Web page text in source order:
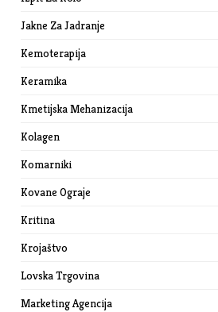
Jakne Za Jadranje
Kemoterapija
Keramika
Kmetijska Mehanizacija
Kolagen
Komarniki
Kovane Ograje
Kritina
Krojaštvo
Lovska Trgovina
Marketing Agencija